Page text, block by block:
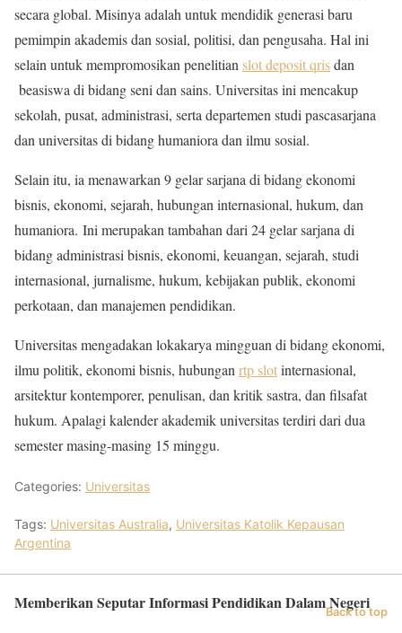
secara global. Misinya adalah untuk mendidik generasi baru
pemimpin akademis dan sosial, politisi, dan pengusaha. Hal ini
selain untuk mempromosikan penelitian slot deposit qrisdan
beasiswa di bidang seni dan sains. Universitas ini mencakup
sekolah, pusat, administrasi, serta departemen studi pascasarjana
dan universitas di bidang humaniora dan ilmu sosial.
Selain itu, ia menawarkan 9 gelar sarjana di bidang ekonomi
bisnis, ekonomi, sejarah, hubungan internasional, hukum, dan
humaniora. Ini merupakan tambahan dari 24 gelar sarjana di
bidang administrasi bisnis, ekonomi, keuangan, sejarah, studi
internasional, jurnalisme, hukum, kebijakan publik, ekonomi
perkotaan, dan manajemen pendidikan.
Universitas mengadakan lokakarya mingguan di bidang ekonomi,
ilmu politik, ekonomi bisnis, hubungan rtp slotinternasional,
arsitektur kontemporer, penulisan, dan kritik sastra, dan filsafat
hukum. Apalagi kalender akademik universitas terdiri dari dua
semester masing-masing 15 minggu.
Categories: Universitas
Tags: Universitas Australia, Universitas Katolik Kepausan
Argentina
Memberikan Seputar Informasi Pendidikan Dalam Negeri
Back to top